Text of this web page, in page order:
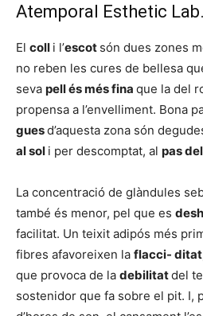
Atemporal Esthetic Lab.
El coll i l’escot són dues zones
no reben les cures de bellesa
seva pell és més fina que la del
propensa a l’envelliment. Bona
guesd’aquesta zona són
al sol i per descomptat, al pas
La concentració de glàndules
també és menor, pel que es
facilitat. Un teixit adipós més
fibres afavoreixen la flacci-
que provoca de la debilitatdel
sostenidor que fa sobre el pit. I,